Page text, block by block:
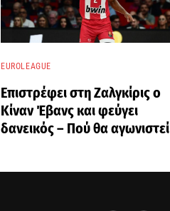
EUROLEAGUE
Επιστρέφει στη Ζαλγκίρις ο
Κίναν Έβανς και φεύγει
δανεικός – Πού θα αγωνιστεί